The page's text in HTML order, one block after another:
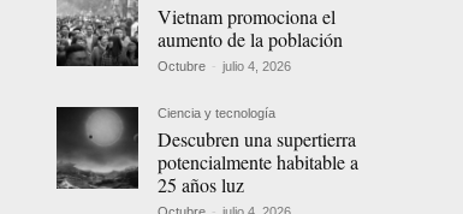
Vietnam promociona el
aumento de la población
Octubre - julio 4, 2026
Ciencia y tecnología
Descubren una supertierra
potencialmente habitable a
25 años luz